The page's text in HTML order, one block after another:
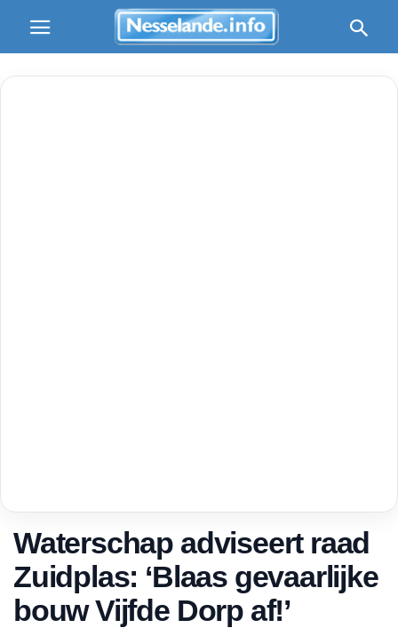
Waterschap adviseert raad
Zuidplas: ‘Blaas gevaarlijke
bouw Vijfde Dorp af!’